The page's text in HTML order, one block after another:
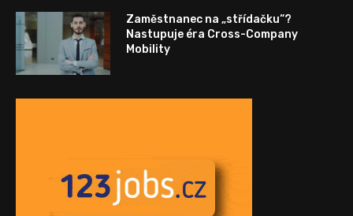
Zaměstnanec na „střídačku“?
Nastupuje éra Cross-Company
Mobility